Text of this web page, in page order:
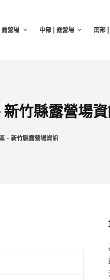
露營場 中部 | 露營場 南部
竹縣露營場
- 新竹縣露營場資訊